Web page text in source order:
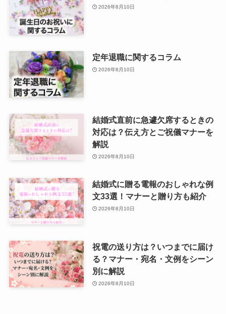
2026年8月10日
定年退職に関するコラム
2026年8月10日
結婚式直前に急遽欠席するときの
対応は？伝え方とご祝儀マナーを
解説
2026年8月10日
結婚式に贈る電報のおしゃれな例
文33選！マナーと贈り方も紹介
2026年8月10日
祝電の送り方は？いつまでに届け
る？マナー・宛名・文例をシーン
別に解説
2026年8月10日